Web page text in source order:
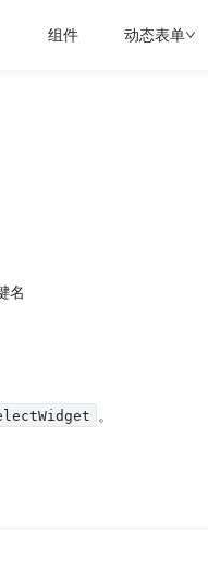
组件 动态表单
名
。